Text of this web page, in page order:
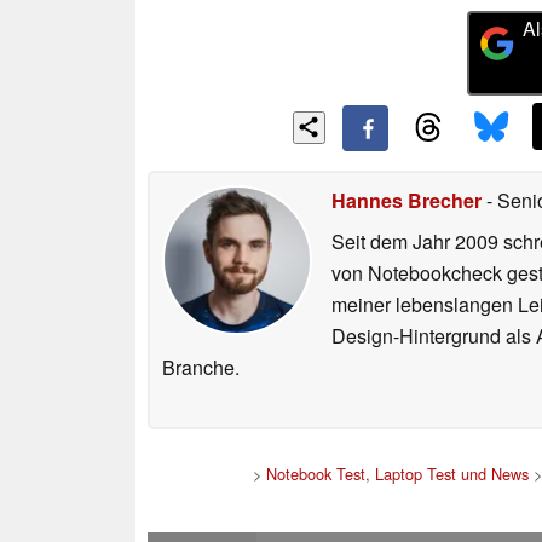
Hannes Brecher-
Seit dem Jahr 2009
von Notebookcheck
meiner lebenslangen
Design-Hintergrund als
Branche.
> Notebook Test, Laptop Test und News